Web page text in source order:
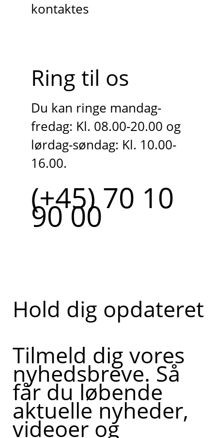
kontaktes
Ring til os
Du kan ringe mandag-
fredag: Kl. 08.00-20.00 og
lørdag-søndag: Kl. 10.00-
16.00.
(+45) 70 10
90 00
Hold dig opdateret
Tilmeld dig vores
nyhedsbreve. Så
får du løbende
aktuelle nyheder,
videoer og